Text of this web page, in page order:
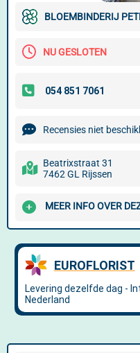
BLOEMBINDERIJ
NU GESLOTEN
Recensies niet
Beatrixstraat 31
7462 GL Rijssen
MEER INFO OVER